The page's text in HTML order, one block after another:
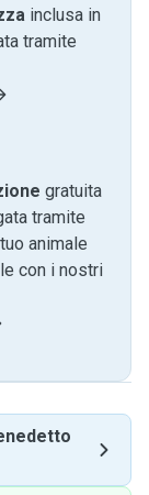
inclusa in
tramite
gratuita
tramite
animale
con i nostri